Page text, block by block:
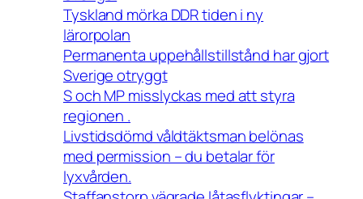
Tyskland mörka DDR tiden i ny
lärorpolan
Permanenta uppehållstillstånd har gjort
Sverige otryggt
S och MP misslyckas med att styra
regionen .
Livstidsdömd våldtäktsman belönas
med permission – du betalar för
lyxvården.